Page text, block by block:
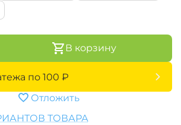
В корзину
по 100 ₽
Отложить
ТОВАРА